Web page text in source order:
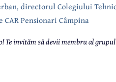
directorul Colegiului
Pensionari Câmpina
Te invităm să devii membru al